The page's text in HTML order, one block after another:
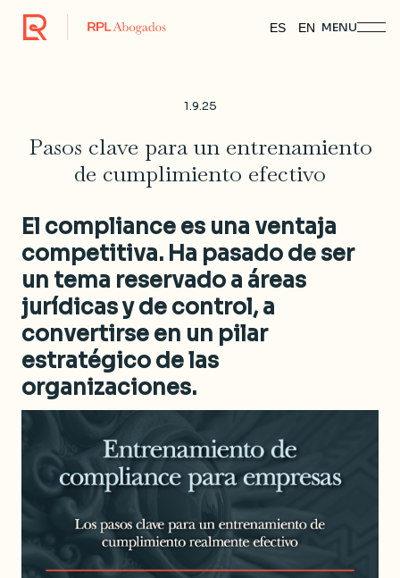
ES EN MENU
1.9.25
Pasos clave para un entrenamiento
de cumplimiento efectivo
El compliance es una ventaja
competitiva. Ha pasado de ser
un tema reservado a áreas
jurídicas y de control, a
convertirse en un pilar
estratégico de las
organizaciones.